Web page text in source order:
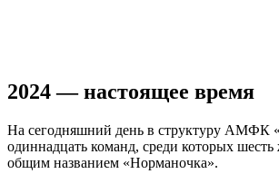
2024 — настоящее время
На сегодняшний день в структуру АМФК
одиннадцать команд, среди которых
общим названием «Норманочка».